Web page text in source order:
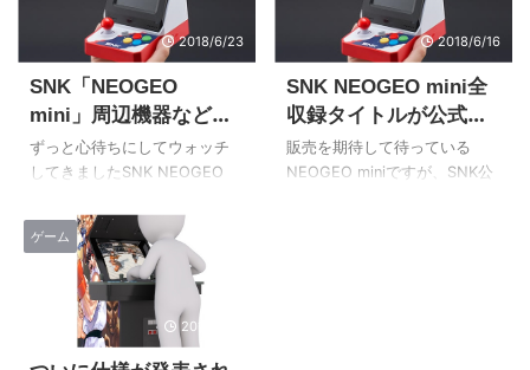
Amazonにお預けくらってやっ
と入手できました。みなさん
似たような時期に届いたらし
く、楽天市場やYahooショッ
ピングは大変なことになって
再販の予約を受け付けている
というのに！ [amazonjs
locale="JP" title="NEOGEO
mini【Amazon.c ...
しまった人気商品のため、こ
れに嬉しい人も多いのではな
いでしょうか。 Amazonプラ
イムデーとは Amazonプライ
ムデーとは、年に一度開催さ
けのビッグセールですので、
その「プライムデー限定商品
2018/6/23
SNK「NEOGEO
mini」周辺機器などの
価格も発表され予約開
始！間に合わなくなっ
あり】
ずっと心待ちにしてウォッチ
してきましたSNK NEOGEO
まり予約が6月22日より開始さ
れました。 しかも予想してい
たよりもかなりお安い価格！
当然、私はさっそくポチっち
ゃいました！ [amazonjs
asin="B07G341HR2"
2018/6/16
SNK NEOGEO mini全
収録タイトルが公式発
表！気になる価格・発
売日・予約状況は？
販売を期待して待っている
NEOGEO miniですが、SNK公
ゲーム
2018/5/12